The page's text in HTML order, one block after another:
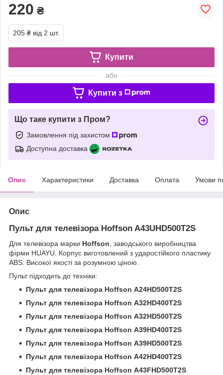
220 ₴
205 ₴ від 2 шт.
Купити
або
Купити з
Що таке купити з Пром?
Замовлення під захистом
Доступна доставка
Опис Характеристики Доставка Оплата Умови
Опис
Пульт для телевізора Hoffson A43UHD500T2S
Для телевізора марки Hoffson , заводського виробництва
фірми HUAYU. Корпус виготовлений з ударостійкого пластику
ABS. Високої якості за розумною ціною.
Пульт підходить до техніки:
Пульт для телевізора Hoffson A24HD500T2S
Пульт для телевізора Hoffson A32HD400T2S
Пульт для телевізора Hoffson A32HD500T2S
Пульт для телевізора Hoffson A39HD400T2S
Пульт для телевізора Hoffson A39HD500T2S
Пульт для телевізора Hoffson A42HD400T2S
Пульт для телевізора Hoffson A43FHD500T2S